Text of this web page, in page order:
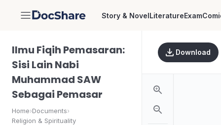
DocShare Story & NovelLiteratureExam
Ilmu Fiqih Pemasaran:
Sisi Lain Nabi
Muhammad SAW
Sebagai Pemasar
Home›Documents›
Religion & Spirituality
Download